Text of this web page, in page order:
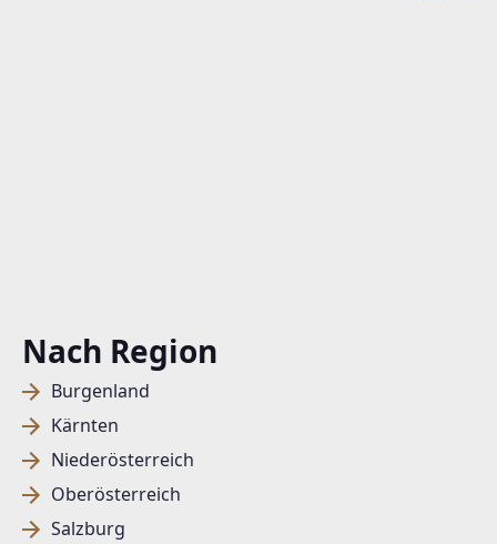
Nach Region
Burgenland
Kärnten
Niederösterreich
Oberösterreich
Salzburg